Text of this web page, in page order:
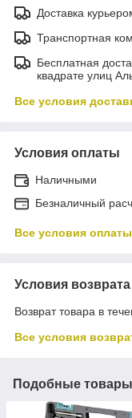
Доставка
Транспортная
Бесплатная
квадрате улиц
Все условия
Условия оплаты
Наличными
Безналичный
Все условия оплаты
Условия возврата
Возврат товара в
Все условия
Подобные